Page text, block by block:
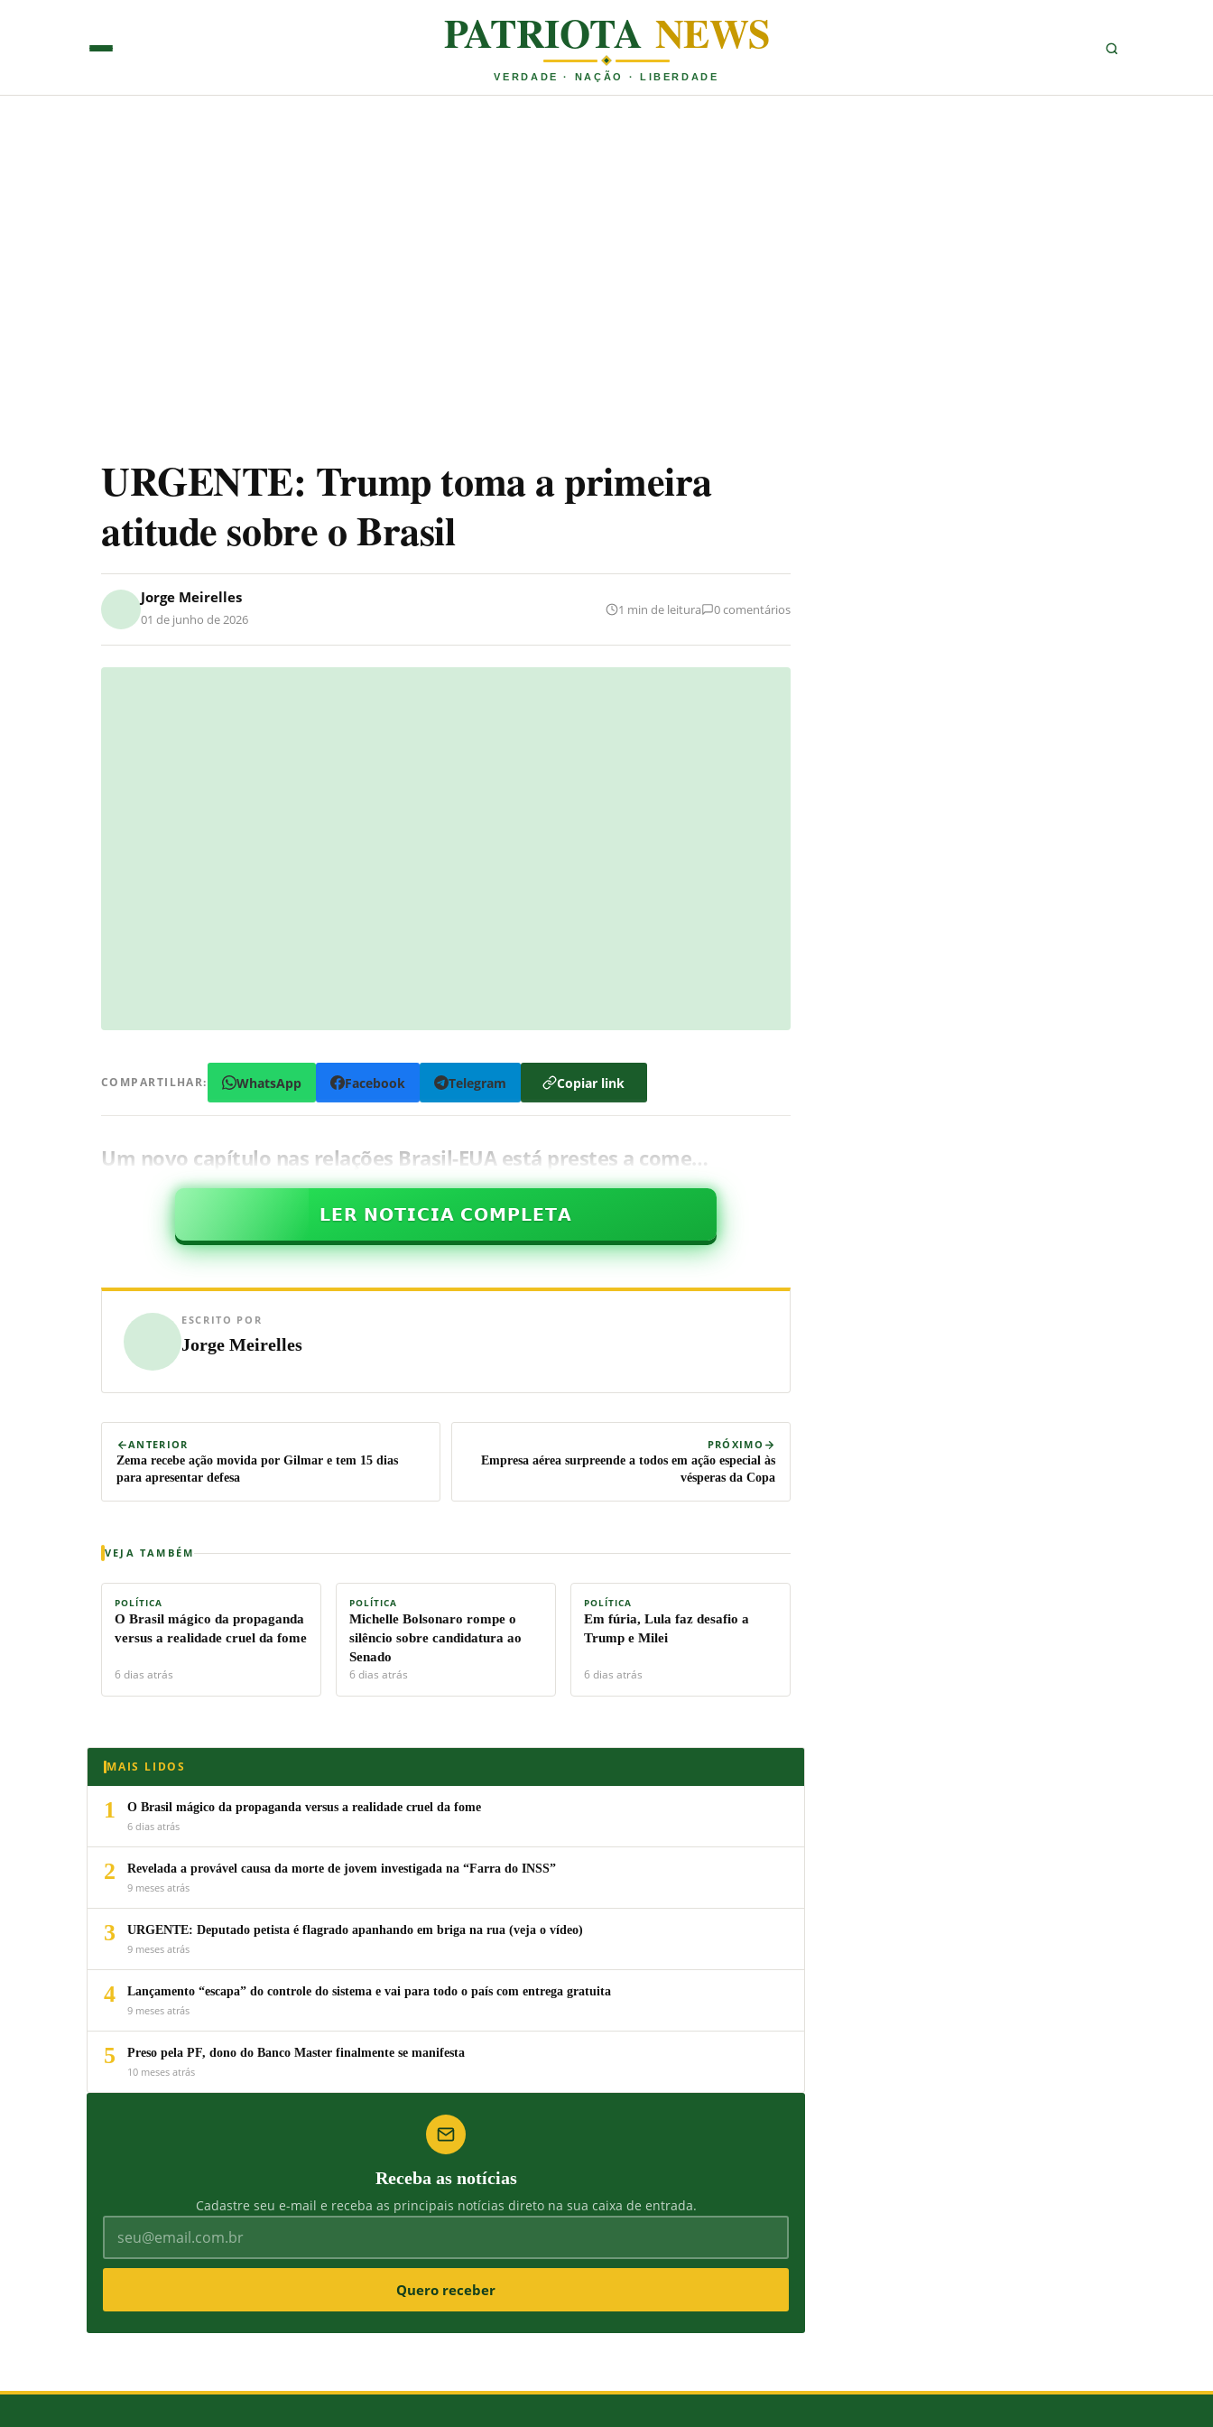
PATRIOTA NEWS
VERDADE · NAÇÃO · LIBERDADE
URGENTE: Trump toma a primeira
atitude sobre o Brasil
Jorge Meirelles
01 de junho de 2026
1 min de leitura 0 comentários
COMPARTILHAR: WhatsApp Facebook Telegram Copiar link
Um novo capítulo nas relações Brasil-EUA está prestes a come…
𝗟𝗘𝗥 𝗡𝗢𝗧𝗜𝗖𝗜𝗔 𝗖𝗢𝗠𝗣𝗟𝗘𝗧𝗔
ESCRITO POR
Jorge Meirelles
ANTERIOR
Zema recebe ação movida por Gilmar e tem 15 dias
para apresentar defesa
PRÓXIMO
Empresa aérea surpreende a todos em ação especial às
vésperas da Copa
VEJA TAMBÉM
POLÍTICA
O Brasil mágico da propaganda
versus a realidade cruel da fome
6 dias atrás
POLÍTICA
Michelle Bolsonaro rompe o
silêncio sobre candidatura ao
Senado
6 dias atrás
POLÍTICA
Em fúria, Lula faz desafio a
Trump e Milei
6 dias atrás
MAIS LIDOS
1
O Brasil mágico da propaganda versus a realidade cruel da fome
6 dias atrás
2
Revelada a provável causa da morte de jovem investigada na “Farra do INSS”
9 meses atrás
3
URGENTE: Deputado petista é flagrado apanhando em briga na rua (veja o vídeo)
9 meses atrás
4
Lançamento “escapa” do controle do sistema e vai para todo o país com entrega gratuita
9 meses atrás
5
Preso pela PF, dono do Banco Master finalmente se manifesta
10 meses atrás
Receba as notícias
Cadastre seu e-mail e receba as principais notícias direto na sua caixa de entrada.
Quero receber